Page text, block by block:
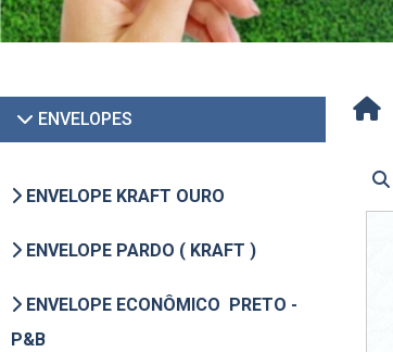
ENVELOPES
ENVELOPE KRAFT OURO
ENVELOPE PARDO ( KRAFT )
ENVELOPE ECONÔMICO PRETO -
P&B